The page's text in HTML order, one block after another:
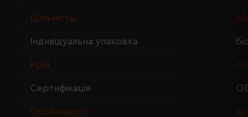
Щільність
Індивідуальна упаковка
Крій
Сертифікація
Особливості